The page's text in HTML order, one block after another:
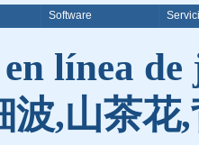
Software
línea
波,山茶花